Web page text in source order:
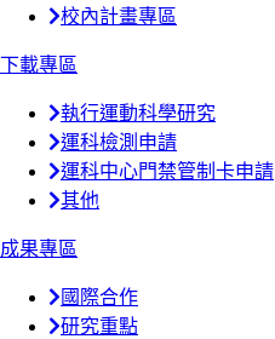
校內計畫專區
下載專區
執行運動科學研究
運科檢測申請
運科中心門禁管制卡申請
其他
成果專區
國際合作
研究重點